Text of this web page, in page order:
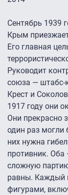
Сентябрь 1939
Крым
Его главная
Руководит
союза — штабс-
Крест и
1917 году они
Они прекрасно
один раз могли
них нужна
противник.
сложную
равны. Каждый
фигурами,